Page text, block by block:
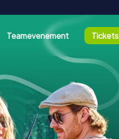
Teamevenement Tickets